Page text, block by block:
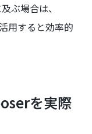
ぶ場合は、
用すると効率的
を実際